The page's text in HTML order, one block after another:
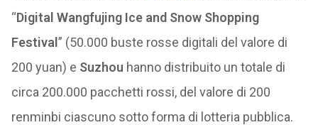
“Digital Wangfujing Ice and Snow Shopping
Festival” (50.000 buste rosse digitali del valore di
200 yuan) e Suzhou hanno distribuito un totale di
circa 200.000 pacchetti rossi, del valore di 200
renminbi ciascuno sotto forma di lotteria pubblica.